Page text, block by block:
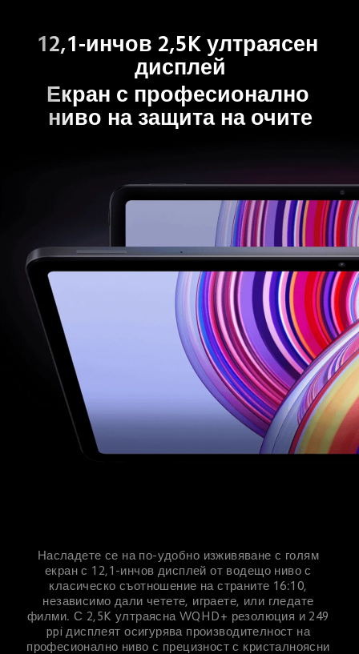
12,1-инчов 2,5K ултраясен
дисплей
Екран с професионално
ниво на защита на очите
Насладете се на по-удобно изживяване с голям
екран с 12,1-инчов дисплей от водещо ниво с
класическо съотношение на страните 16:10,
независимо дали четете, играете, или гледате
филми. С 2,5K ултраясна WQHD+ резолюция и 249
ppi дисплеят осигурява производителност на
професионално ниво с прецизност с кристалноясни